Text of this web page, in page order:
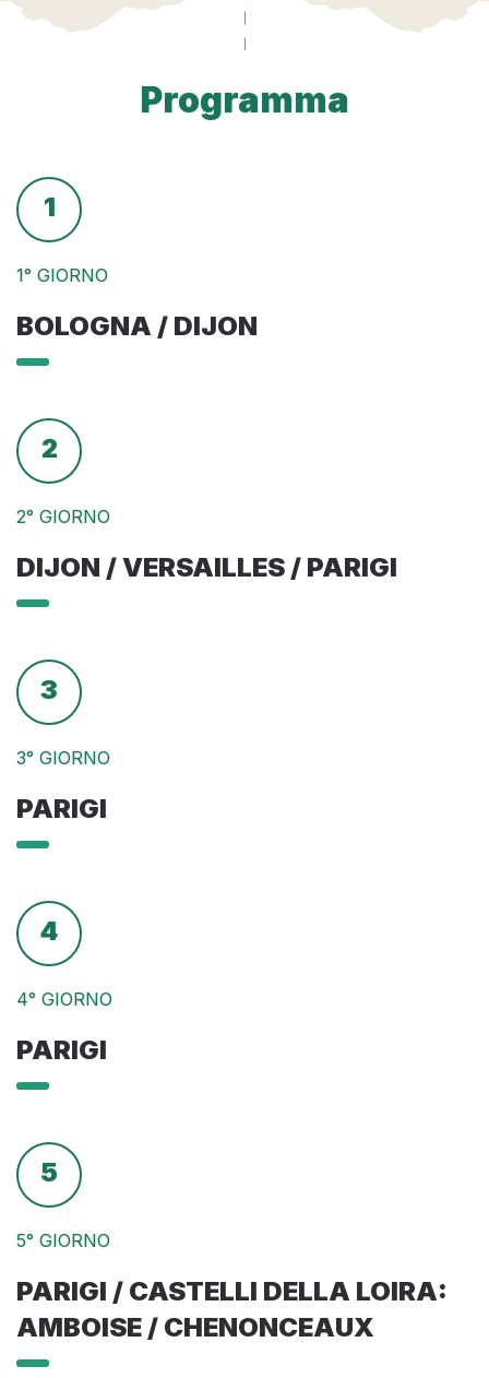
Programma
1
1° GIORNO
BOLOGNA / DIJON
2
2° GIORNO
DIJON / VERSAILLES / PARIGI
3
3° GIORNO
PARIGI
4
4° GIORNO
PARIGI
5
5° GIORNO
PARIGI / CASTELLI DELLA LOIRA:
AMBOISE / CHENONCEAUX